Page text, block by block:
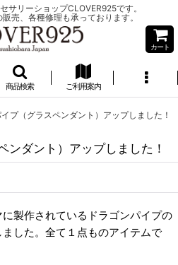
サリーショップCLOVER925です。
売、各種修理も承っております。
カート
商品検索 ご利用案内
イプ（グラスペンダント）アップしました！
ンダント）アップしました！
に製作されているドラゴンパイプの
した。全て１点ものアイテムで